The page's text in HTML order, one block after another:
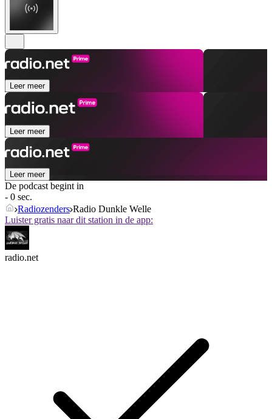
Leer meer
Leer meer
Leer meer
De podcast begint in
- 0 sec.
Radiozenders Radio Dunkle Welle
Luister gratis naar dit station in de app:
radio.net